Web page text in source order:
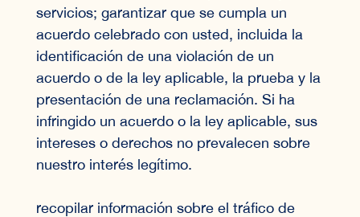
servicios; garantizar que se cumpla un
acuerdo celebrado con usted, incluida la
identificación de una violación de un
acuerdo o de la ley aplicable, la prueba y la
presentación de una reclamación. Si ha
infringido un acuerdo o la ley aplicable, sus
intereses o derechos no prevalecen sobre
nuestro interés legítimo.
recopilar información sobre el tráfico de